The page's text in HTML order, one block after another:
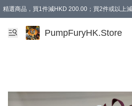
精選商品，買1件減HKD 200.00；買2件或以上
AAPE商品,會員專享9折或以上（按會員等級
精選商品，任選買2件或以上減HKD 100.00
購物滿 HKD 800.00即享免運費優惠！（適用於
PumpFuryHK.Store